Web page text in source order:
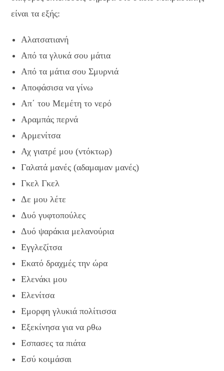
είναι τα εξής:
Αλατσατιανή
Από τα γλυκά σου μάτια
Από τα μάτια σου Σμυρνιά
Αποφάσισα να γίνω
Απ΄ του Μεμέτη το νερό
Αραμπάς περνά
Αρμενίτσα
Αχ γιατρέ μου (ντόκτωρ)
Γαλατά μανές (αδαμαμαν μανές)
Γκελ Γκελ
Δε μου λέτε
Δυό γυφτοπούλες
Δυό ψαράκια μελανούρια
Εγγλεζίτσα
Εκατό δραχμές την ώρα
Ελενάκι μου
Ελενίτσα
Εμορφη γλυκιά πολίτισσα
Εξεκίνησα για να ρθω
Εσπασες τα πιάτα
Εσύ κοιμάσαι